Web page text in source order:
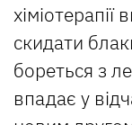
хіміотерапії
скидати
бореться з
впадає у